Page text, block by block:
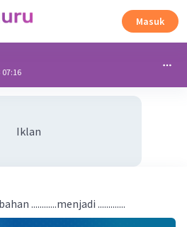
Masuk
07:16
Iklan
............menjadi .............